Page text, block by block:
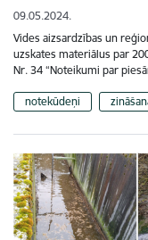
09.05.2024.
Vides aizsardzības un
uzskates materiālus par
Nr. 34 “Noteikumi par
notekūdeņi